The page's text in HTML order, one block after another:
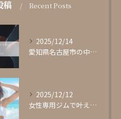
稿 Recent Posts
2025/12/14
愛知県名古屋市の中心部に位置する女性専用パーソナルジムgli...
2025/12/12
女性専用ジムで叶える理想の体型作り